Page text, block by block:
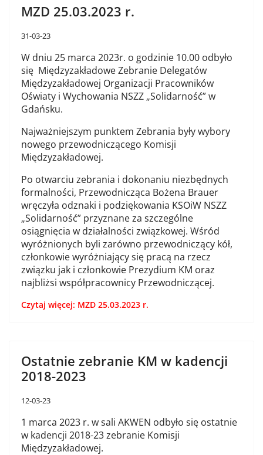
MZD 25.03.2023 r.
31-03-23
W dniu 25 marca 2023r. o godzinie 10.00 odbyło
się Międzyzakładowe Zebranie Delegatów
Międzyzakładowej Organizacji Pracowników
Oświaty i Wychowania NSZZ „Solidarność” w
Gdańsku.
Najważniejszym punktem Zebrania były wybory
nowego przewodniczącego Komisji
Międzyzakładowej.
Po otwarciu zebrania i dokonaniu niezbędnych
formalności, Przewodnicząca Bożena Brauer
wręczyła odznaki i podziękowania KSOiW NSZZ
„Solidarność” przyznane za szczególne
osiągnięcia w działalności związkowej. Wśród
wyróżnionych byli zarówno przewodniczący kół,
członkowie wyróżniający się pracą na rzecz
związku jak i członkowie Prezydium KM oraz
najbliżsi współpracownicy Przewodniczącej.
Czytaj więcej: MZD 25.03.2023 r.
Ostatnie zebranie KM w kadencji
2018-2023
12-03-23
1 marca 2023 r. w sali AKWEN odbyło się ostatnie
w kadencji 2018-23 zebranie Komisji
Międzyzakładowej.